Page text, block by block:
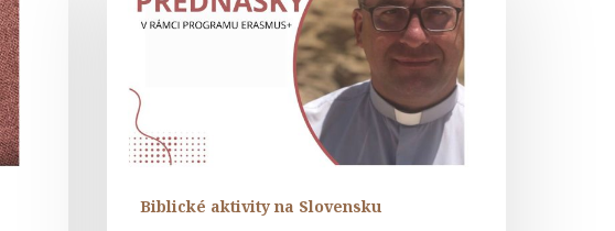
prof.
hosťom
Katolíckej
Biblické aktivity na Slovensku